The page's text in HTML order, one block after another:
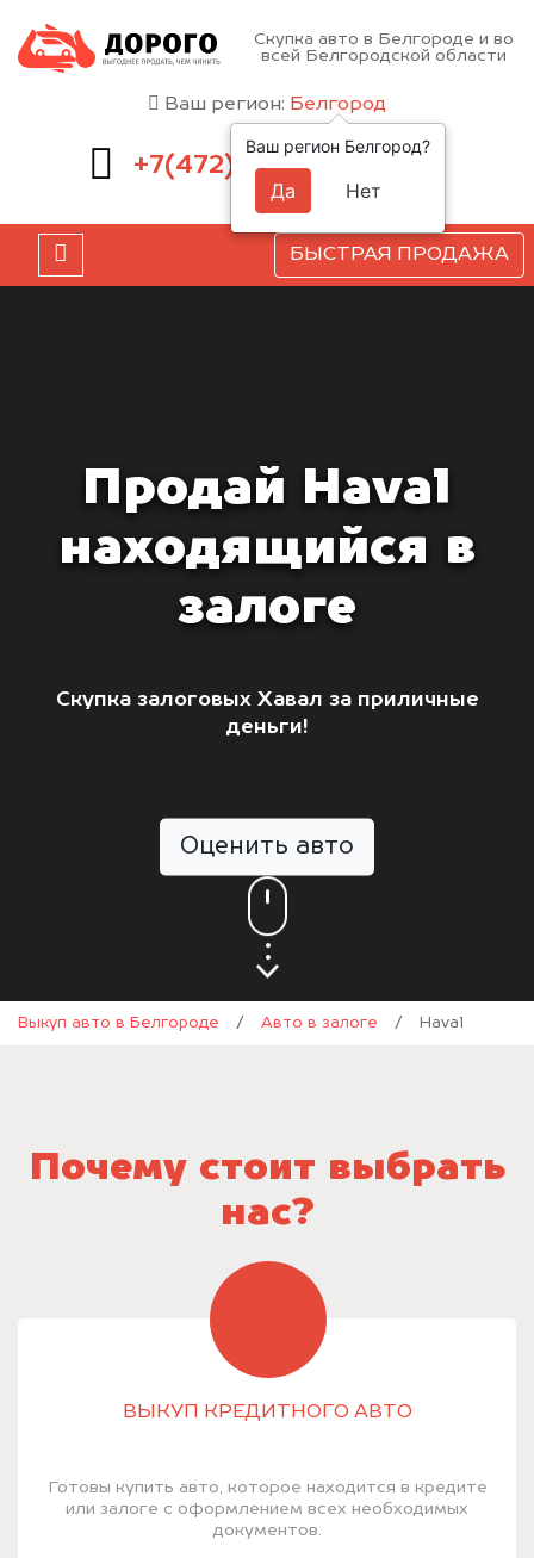
Скупка авто в Белгороде и во
всей Белгородской области
Ваш регион: Белгород
+7(472) 220-54-52
БЫСТРАЯ ПРОДАЖА
Продай Haval
находящийся в
залоге
Скупка залоговых Хавал за приличные
деньги!
Оценить авто
Выкуп авто в Белгороде / Авто в залоге / Haval
Почему стоит выбрать
нас?
ВЫКУП КРЕДИТНОГО АВТО
Готовы купить авто, которое находится в кредите
или залоге с оформлением всех необходимых
документов.
Ваш регион Белгород?
Да Нет